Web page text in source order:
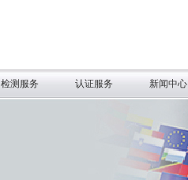
检测服务 认证服务 新闻中心